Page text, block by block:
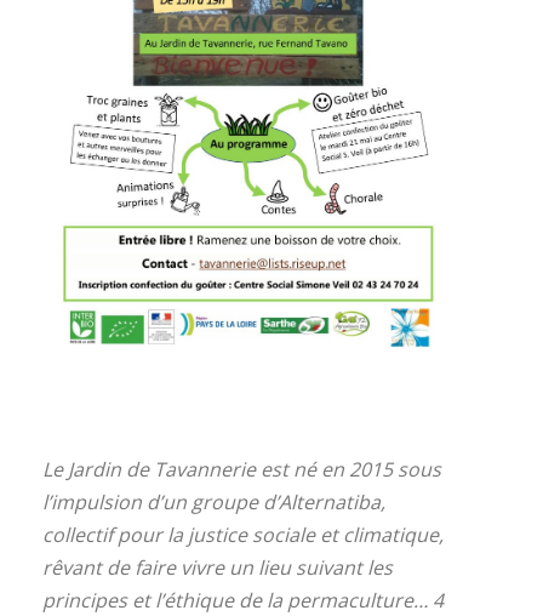
Le Jardin de Tavannerie est né en 2015 sous
l’impulsion d’un groupe d’Alternatiba,
collectif pour la justice sociale et climatique,
rêvant de faire vivre un lieu suivant les
principes et l’éthique de la permaculture… 4